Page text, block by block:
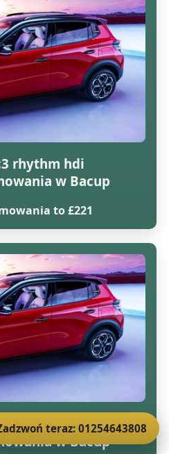
rhythm hdi
w Bacup
to £221
c3 vtr 16v
w Bacup
teraz: 01254643808